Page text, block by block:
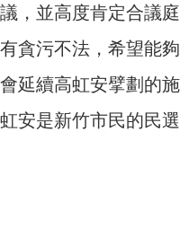
，並高度肯定合議庭
貪污不法，希望能夠
延續高虹安擘劃的施
安是新竹市民的民選